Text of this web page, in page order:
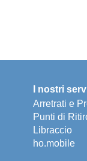
I nostri
Arretrati e
Punti di
Libraccio
ho.mobile